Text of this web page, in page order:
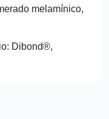
melamínico,
Dibond®,